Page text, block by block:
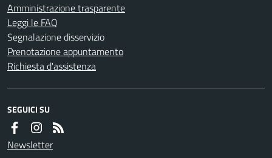
Amministrazione trasparente
Leggi le FAQ
Segnalazione disservizio
Prenotazione appuntamento
Richiesta d'assistenza
SEGUICI SU
Newsletter